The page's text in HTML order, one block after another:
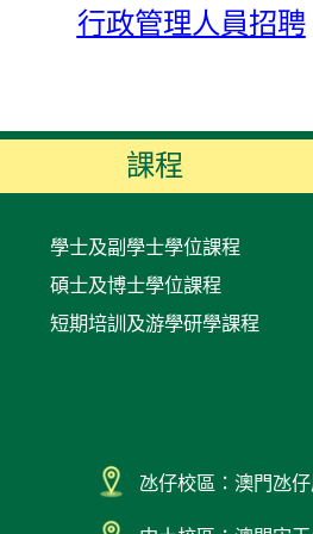
行政管理人員招聘
課程
學士及副學士學位課程
碩士及博士學位課程
短期培訓及游學研學課程
氹仔校區：澳門氹